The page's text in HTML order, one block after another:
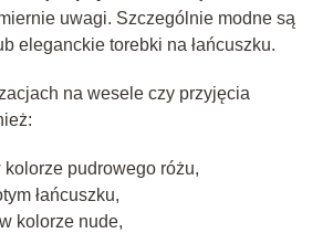
uwagi. Szczególnie modne są
eleganckie torebki na łańcuszku.
na wesele czy przyjęcia
kolorze pudrowego różu,
łańcuszku,
kolorze nude,